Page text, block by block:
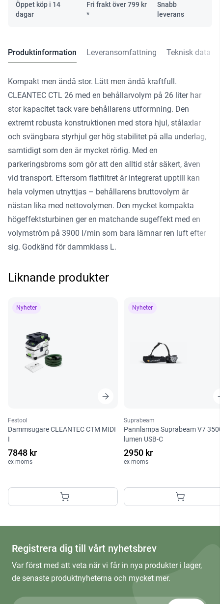
Öppet köp i 14
dagar
Fri frakt över799 kr
*
Snabb
leverans
Produktinformation Leveransomfattning Teknisk data
Kompakt men ändå stor. Lätt men ändå kraftfull.
CLEANTEC CTL 26 med en behållarvolym på 26 liter har
stor kapacitet tack vare behållarens utformning. Den
extremt robusta konstruktionen med stora hjul, stålaxlar
och svängbara styrhjul ger hög stabilitet på alla underlag,
samtidigt som den är mycket rörlig. Med en
parkeringsbroms som gör att den alltid står säkert, även
vid transport. Eftersom flatfiltret är integrerat upptill kan
hela volymen utnyttjas – behållarens bruttovolym är
nästan lika med nettovolymen. Den mycket kompakta
högeffektsturbinen ger en matchande sugeffekt med en
volymström på 3900 l/min som bara lämnar ren luft efter
sig. Godkänd för dammklass L.
Liknande produkter
Nyheter
Festool
Dammsugare CLEANTEC CTM MIDI
I
7848 kr
ex moms
Nyheter
Suprabeam
Pannlampa Suprabeam V7
lumen USB-C
2950 kr
ex moms
Registrera dig till vårt nyhetsbrev
Var först med att veta när vi får in nya produkter i lager,
de senaste produktnyheterna och mycket mer.